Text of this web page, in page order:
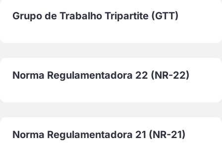
Grupo de Trabalho Tripartite (GTT)
Norma Regulamentadora 22 (NR-22)
Norma Regulamentadora 21 (NR-21)